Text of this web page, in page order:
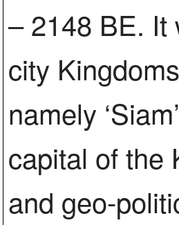
– 2148 BE. It
city
namely
capital of the
and geo-